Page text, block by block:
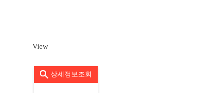
View
상세정보조회